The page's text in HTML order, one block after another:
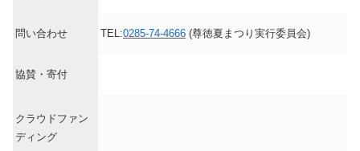
問い合わせ TEL:0285-74-4666 (尊徳夏まつり実行委員会)
協賛・寄付
クラウドファン
ディング